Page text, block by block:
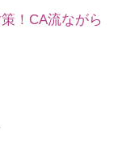
！CA流ながら